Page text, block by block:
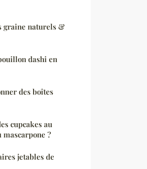
graine naturels &
dashi en
des boîtes
cupcakes au
mascarpone ?
jetables de